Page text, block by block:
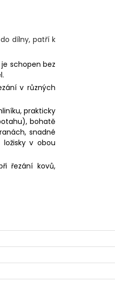
dílny, patří k
schopen bez
v různých
prakticky
bohatě
snadné
v obou
řezání kovů,